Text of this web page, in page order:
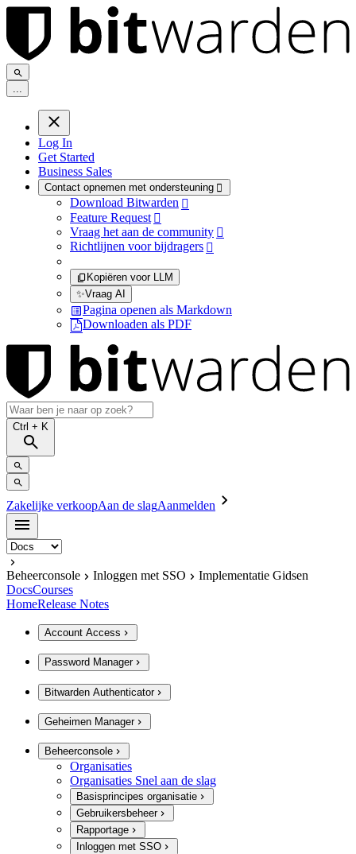
...
Log In
Get Started
Business Sales
Contact opnemen met ondersteuning 
Download Bitwarden 
Feature Request 
Vraag het aan de community 
Richtlijnen voor bijdragers 
Kopiëren voor LLM
✨Vraag AI
Pagina openen als Markdown
Downloaden als PDF
Ctrl + K
Zakelijke verkoopAan de slagAanmelden
Beheerconsole Inloggen met SSO
Implementatie Gidsen
DocsCourses
HomeRelease Notes
Account Access
Password Manager
Bitwarden Authenticator
Geheimen Manager
Beheerconsole
Organisaties
Organisaties Snel aan de slag
Basisprincipes organisatie
Gebruikersbeheer
Rapportage
Inloggen met SSO